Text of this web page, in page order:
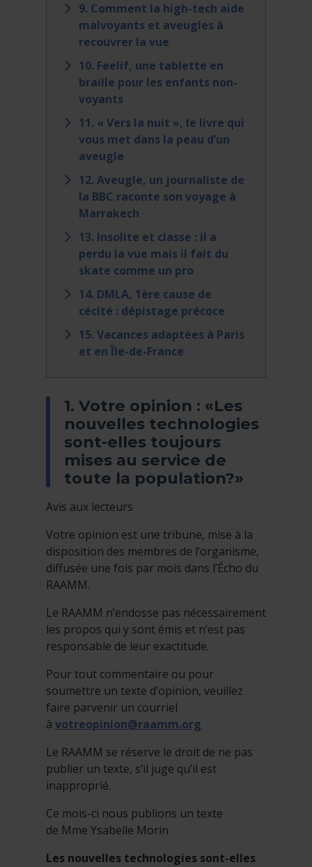
9. Comment la high-tech aide
malvoyants et aveugles à
recouvrer la vue
10. Feelif, une tablette en
braille pour les enfants non-
voyants
11. « Vers la nuit », le livre qui
vous met dans la peau d’un
aveugle
12. Aveugle, un journaliste de
la BBC raconte son voyage à
Marrakech
13. Insolite et classe : il a
perdu la vue mais il fait du
skate comme un pro
14. DMLA, 1ère cause de
cécité : dépistage précoce
15. Vacances adaptées à Paris
et en Île-de-France
1. Votre opinion : «Les
nouvelles technologies
sont-elles toujours
mises au service de
toute la population?»
Avis aux lecteurs
Votre opinion est une tribune, mise à la
disposition des membres de l’organisme,
diffusée une fois par mois dans l’Écho du
RAAMM.
Le RAAMM n’endosse pas nécessairement
les propos qui y sont émis et n’est pas
responsable de leur exactitude.
Pour tout commentaire ou pour
soumettre un texte d’opinion, veuillez
faire parvenir un courriel
à votreopinion@raamm.org
Le RAAMM se réserve le droit de ne pas
publier un texte, s’il juge qu’il est
inapproprié.
Ce mois-ci nous publions un texte
de Mme Ysabelle Morin
Les nouvelles technologies sont-elles